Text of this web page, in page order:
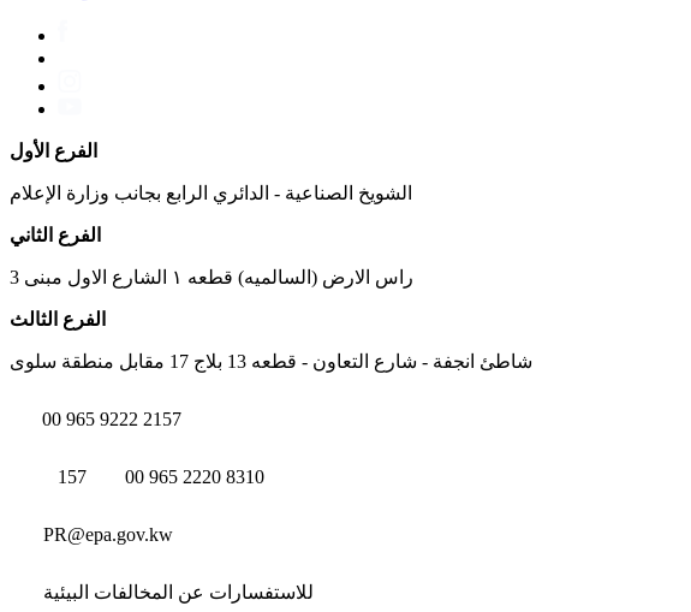
الفرع الأول
الشويخ الصناعية - الدائري الرابع بجانب وزارة الإعلام
الفرع الثاني
راس الارض (السالميه) قطعه ١ الشارع الاول مبنى 3
الفرع الثالث
شاطئ انجفة - شارع التعاون - قطعه 13 بلاج 17 مقابل منطقة سلوى
00 965 9222 2157
157 00 965 2220 8310
PR@epa.gov.kw
للاستفسارات عن المخالفات البيئية